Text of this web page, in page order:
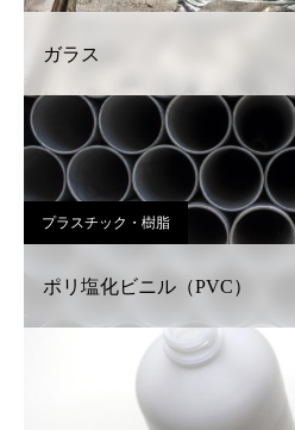
ガラス
プラスチック・樹脂
ポリ塩化ビニル（PVC）